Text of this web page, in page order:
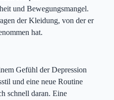
und Bewegungsmangel.
der Kleidung, von der er
hat.
Gefühl der Depression
und eine neue Routine
schnell daran. Eine